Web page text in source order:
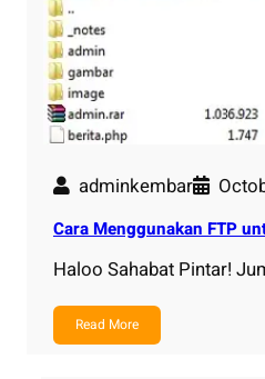
adminkembar
Cara Menggunakan FTP
Haloo Sahabat Pintar!
Read More